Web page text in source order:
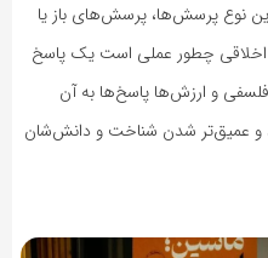
نوع پرسش‌ها، پرسش‌های باز یا
اخلاقی چطور عملی است یک پاسخ
و ارزش‌ها پاسخ‌ها به آن
و عمیق‌تر شدن شناخت و دانش‌شان